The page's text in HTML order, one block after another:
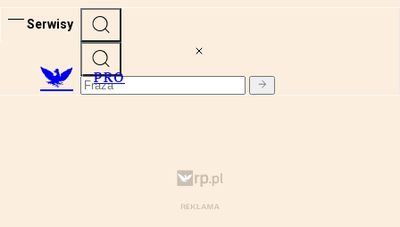
Serwisy
PRO